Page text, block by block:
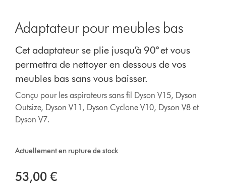
Adaptateur pour meubles bas
Cet adaptateur se plie jusqu’à 90° et vous
permettra de nettoyer en dessous de vos
meubles bas sans vous baisser.
Conçu pour les aspirateurs sans fil Dyson V15, Dyson
Outsize, Dyson V11, Dyson Cyclone V10, Dyson V8 et
Dyson V7.
Actuellement en rupture de stock
53,00 €